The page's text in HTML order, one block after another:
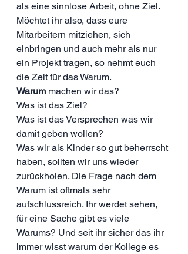
als eine sinnlose Arbeit, ohne Ziel.
Möchtet ihr also, dass eure
Mitarbeitern mitziehen, sich
einbringen und auch mehr als nur
ein Projekt tragen, so nehmt euch
die Zeit für das Warum.
Warum machen wir das?
Was ist das Ziel?
Was ist das Versprechen was wir
damit geben wollen?
Was wir als Kinder so gut beherrscht
haben, sollten wir uns wieder
zurückholen. Die Frage nach dem
Warum ist oftmals sehr
aufschlussreich. Ihr werdet sehen,
für eine Sache gibt es viele
Warums? Und seit ihr sicher das ihr
immer wisst warum der Kollege es